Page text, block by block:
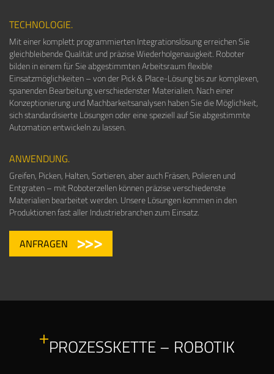
TECHNOLOGIE.
Mit einer komplett programmierten Integrationslösung erreichen Sie
gleichbleibende Qualität und präzise Wiederholgenauigkeit. Roboter
bilden in einem für Sie abgestimmten Arbeitsraum flexible
Einsatzmöglichkeiten – von der Pick & Place-Lösung bis zur komplexen,
spanenden Bearbeitung verschiedenster Materialien. Nach einer
Konzeptionierung und Machbarkeitsanalysen haben Sie die Möglichkeit,
sich standardisierte Lösungen oder eine speziell auf Sie abgestimmte
Automation entwickeln zu lassen.
ANWENDUNG.
Greifen, Picken, Halten, Sortieren, aber auch Fräsen, Polieren und
Entgraten – mit Roboterzellen können präzise verschiedenste
Materialien bearbeitet werden. Unsere Lösungen kommen in den
Produktionen fast aller Industriebranchen zum Einsatz.
ANFRAGEN
PROZESSKETTE – ROBOTIK